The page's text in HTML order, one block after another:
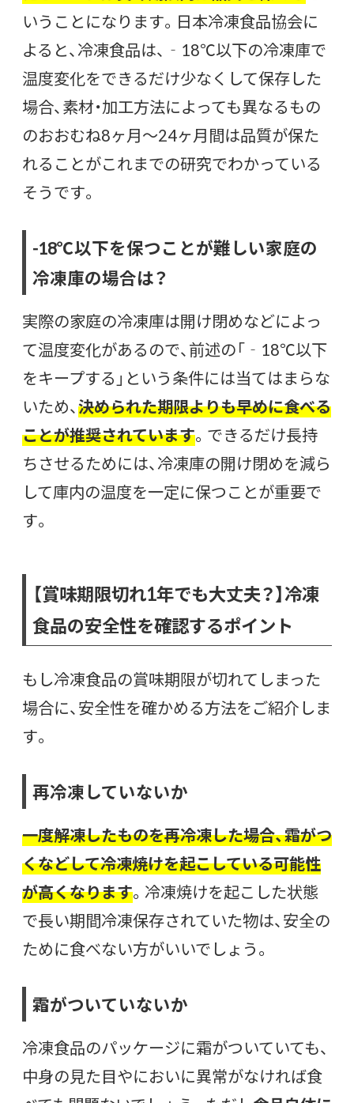
いうことになります。日本冷凍食品協会に
よると、冷凍食品は、‐18℃以下の冷凍庫で
温度変化をできるだけ少なくして保存した
場合、素材・加工方法によっても異なるもの
のおおむね8ヶ月～24ヶ月間は品質が保た
れることがこれまでの研究でわかっている
そうです。
-18℃以下を保つことが難しい家庭の
冷凍庫の場合は？
実際の家庭の冷凍庫は開け閉めなどによっ
て温度変化があるので、前述の「‐18℃以下
をキープする」という条件には当てはまらな
いため、決められた期限よりも早めに食べる
ことが推奨されています。できるだけ長持
ちさせるためには、冷凍庫の開け閉めを減ら
して庫内の温度を一定に保つことが重要で
す。
【賞味期限切れ1年でも大丈夫？】冷凍
食品の安全性を確認するポイント
もし冷凍食品の賞味期限が切れてしまった
場合に、安全性を確かめる方法をご紹介しま
す。
再冷凍していないか
一度解凍したものを再冷凍した場合、霜がつ
くなどして冷凍焼けを起こしている可能性
が高くなります。冷凍焼けを起こした状態
で長い期間冷凍保存されていた物は、安全の
ために食べない方がいいでしょう。
霜がついていないか
冷凍食品のパッケージに霜がついていても、
中身の見た目やにおいに異常がなければ食